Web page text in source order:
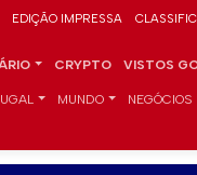
EDIÇÃO IMPRESSA
CRYPTO VISTOS
MUNDO NEGÓCIOS